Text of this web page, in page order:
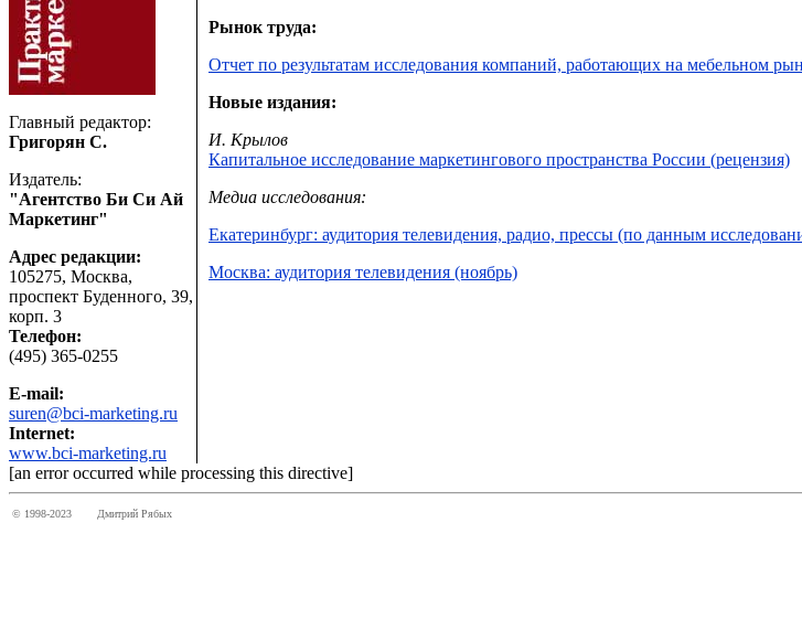
Главный редактор:
Григорян С.
Издатель:
"Агентство Би Си Ай
Маркетинг"
Адрес редакции:
105275, Москва,
проспект Буденного, 39,
корп. 3
Телефон:
(495) 365-0255
E-mail:
suren@bci-marketing.ru
Internet:
www.bci-marketing.ru
Рынок труда:
Отчет по результатам исследования компаний, работающих на мебельном
Новые издания:
И. Крылов
Капитальное исследование маркетингового пространства России (рецензия)
Медиа исследования:
Екатеринбург: аудитория телевидения, радио, прессы (по данным
Москва: аудитория телевидения (ноябрь)
[an error occurred while processing this directive]
© 1998-2023 Дмитрий Рябых